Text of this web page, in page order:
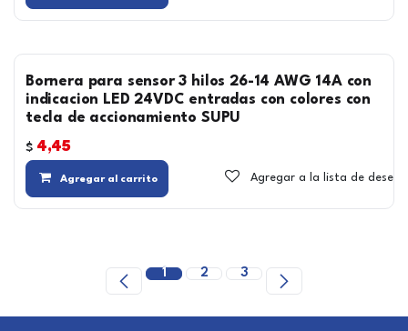
Bornera para sensor 3 hilos 26-14 AWG 14A con
indicacion LED 24VDC entradas con colores con
tecla de accionamiento SUPU
$ 4,45
Agregar al carrito Agregar a la lista de deseos
1 2 3